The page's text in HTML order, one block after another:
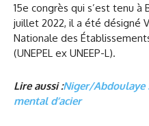
15e congrès qui s’est tenu
juillet 2022, il a été désigné
Nationale des
(UNEPEL ex UNEEP-L).
Lire aussi :Niger/Abdoulaye
mental d’acier